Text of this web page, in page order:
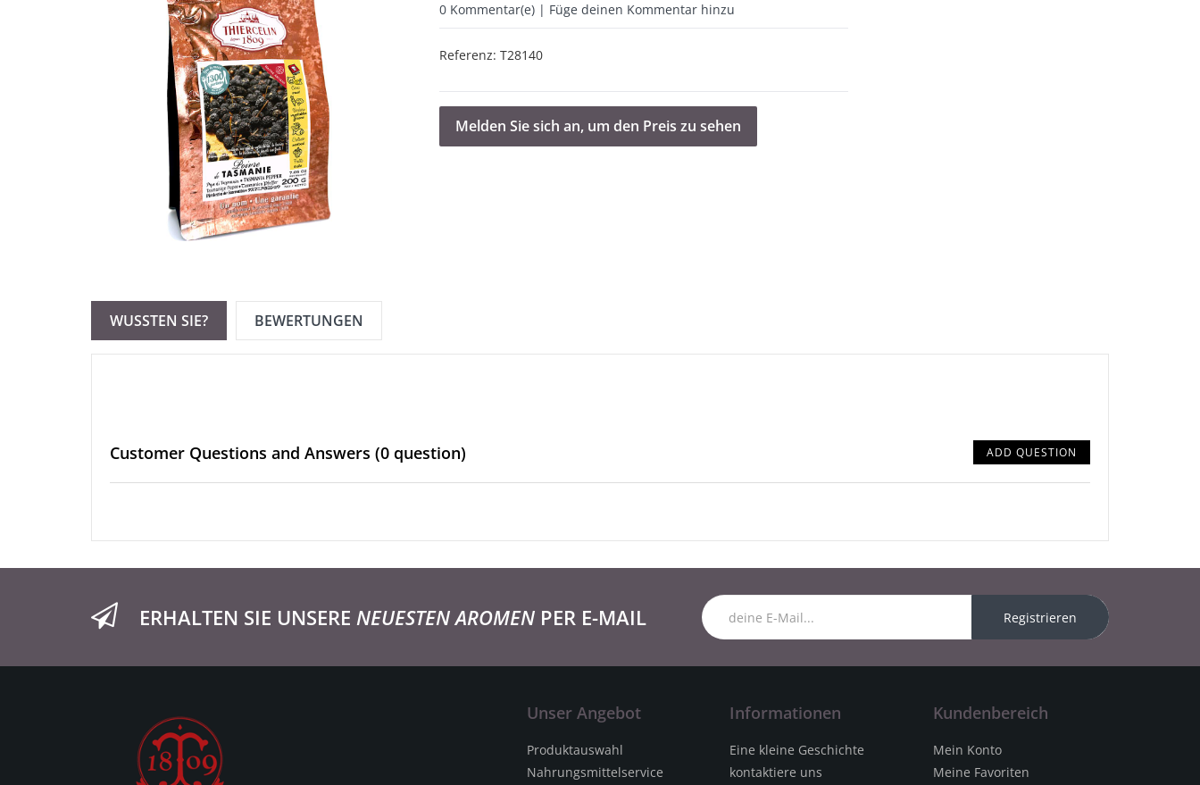
0 Kommentar(e) | Füge deinen Kommentar hinzu
Referenz: T28140
Melden Sie sich an, um den Preis zu sehen
WUSSTEN SIE? BEWERTUNGEN
Customer Questions and Answers (0 question) ADD QUESTION
ERHALTEN SIE UNSERE NEUESTEN AROMEN PER E-MAIL Registrieren
Unser Angebot
Produktauswahl
Nahrungsmittelservice
Informationen
Eine kleine Geschichte
kontaktiere uns
Kundenbereich
Mein Konto
Meine Favoriten